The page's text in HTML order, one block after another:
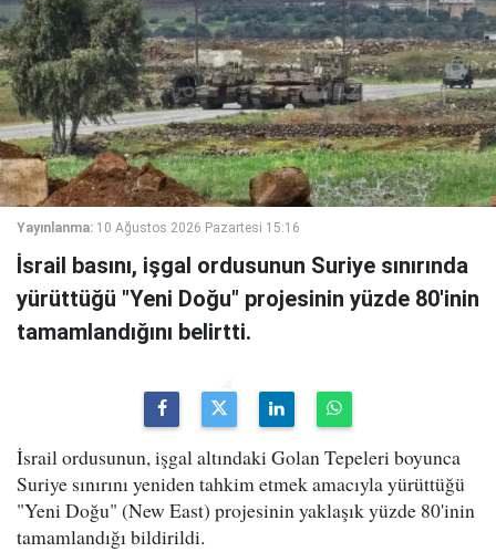
Yayınlanma: 10 Ağustos 2026 Pazartesi 15:16
İsrail basını, işgal ordusunun Suriye sınırında
yürüttüğü "Yeni Doğu" projesinin yüzde 80'inin
tamamlandığını belirtti.
İsrail ordusunun, işgal altındaki Golan Tepeleri boyunca
Suriye sınırını yeniden tahkim etmek amacıyla yürüttüğü
"Yeni Doğu" (New East) projesinin yaklaşık yüzde 80'inin
tamamlandığı bildirildi.